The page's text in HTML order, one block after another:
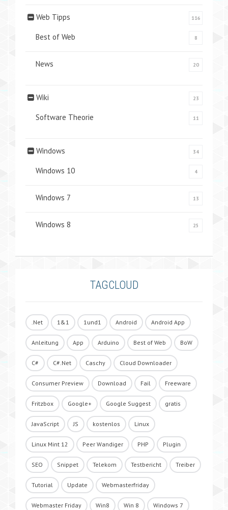
Web Tipps 116
Best of Web 8
News 20
Wiki 23
Software Theorie 11
Windows 34
Windows 10 4
Windows 7 13
Windows 8 25
TAGCLOUD
.Net 1&1 1und1 Android Android App
Anleitung App Arduino Best of Web BoW
C# C#.Net Caschy Cloud Downloader
Consumer Preview Download Fail Freeware
Fritzbox Google+ Google Suggest gratis
JavaScript JS kostenlos Linux
Linux Mint 12 Peer Wandiger PHP Plugin
SEO Snippet Telekom Testbericht Treiber
Tutorial Update Webmasterfriday
Webmaster Friday Win8 Win 8 Windows 7